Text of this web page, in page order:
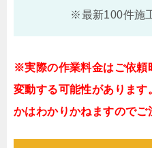
※最新100件施
※実際の作業料金はご依頼
変動する可能性があります
かはわかりかねますのでご